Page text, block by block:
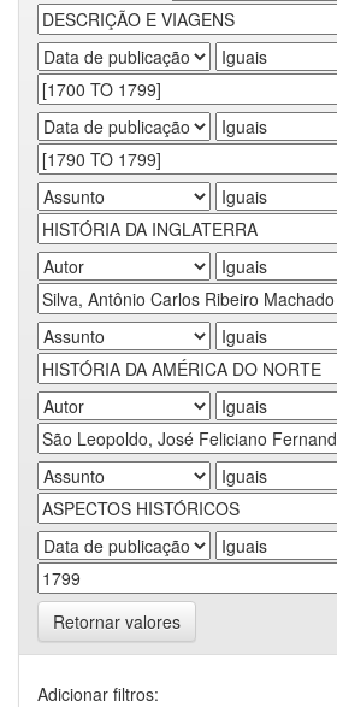
Retornar valores
Adicionar filtros: